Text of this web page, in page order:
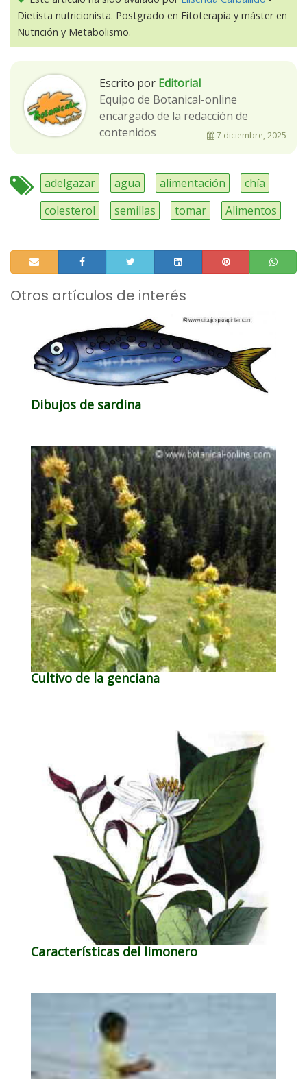
Dietista nutricionista. Postgrado en Fitoterapia y máster en
Nutrición y Metabolismo.
Escrito por Editorial
Equipo de Botanical-online
encargado de la redacción de
contenidos
7 diciembre, 2025
adelgazar agua alimentación
chía
colesterol
semillas tomar Alimentos
Otros artículos de interés
Dibujos de sardina
Cultivo de la genciana
Características del limonero